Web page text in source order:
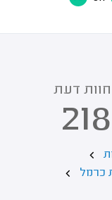
חוות דעת
218
כרמל